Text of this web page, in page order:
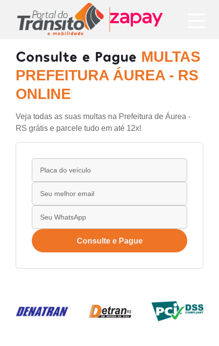
Consulte e Pague MULTAS
PREFEITURA ÁUREA - RS
ONLINE
Veja todas as suas multas na Prefeitura de Áurea -
RS grátis e parcele tudo em até 12x!
Consulte e Pague